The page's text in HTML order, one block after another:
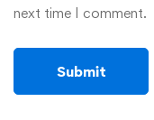
next time I comment.